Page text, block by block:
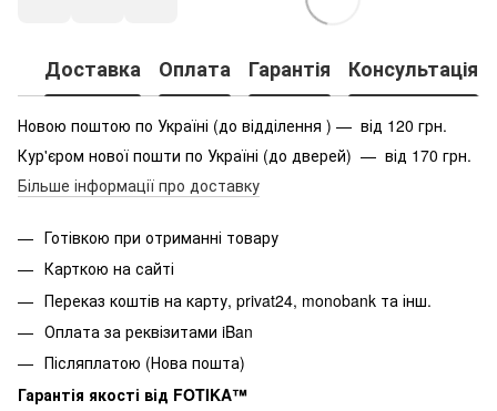
Доставка Оплата Гарантія Консультація
Новою поштою по Україні (до відділення ) — від 120 грн.
Кур'єром нової пошти по Україні (до дверей) — від 170 грн.
Більше інформації про доставку
Готівкою при отриманні товару
Карткою на сайті
Переказ коштів на карту, privat24, monobank та інш.
Оплата за реквізитами iBan
Післяплатою (Нова пошта)
Гарантія якості від FOTIKA™